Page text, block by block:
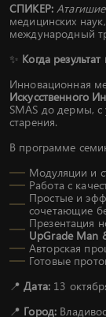
СПИКЕР:
медицинских
международный
✨ Когда
Инновационная
Искусственного
SMAS до дермы,
старения.
В программе
Модуляции и
Работа с
Простые и
сочетающие
Презентация
UpGrade Man
Авторская
Готовые
📍Дата:13
📍 Город: